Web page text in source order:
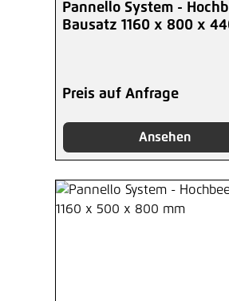
Pannello System -
Bausatz 1160 x 800 x
Preis auf Anfrage
Ansehen